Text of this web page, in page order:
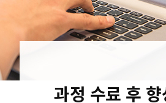
과정 수료 후